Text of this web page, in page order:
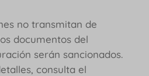
no transmitan de
documentos del
serán sancionados.
consulta el